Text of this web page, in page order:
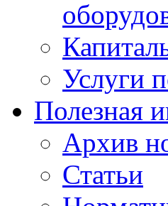
Услуги
Полезная
Архив
Статьи